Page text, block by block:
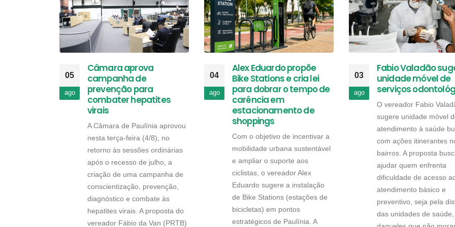
05
ago
Câmara aprova
campanha de
prevenção para
combater hepatites
virais
A Câmara de Paulínia aprovou
nesta terça-feira (4/8), no
retorno às sessões ordinárias
após o recesso de julho, a
criação de uma campanha de
conscientização, prevenção,
diagnóstico e combate às
hepatites virais. A proposta do
vereador Fábio da Van (PRTB)
04
ago
Alex Eduardo propõe
Bike Stations e cria lei
para dobrar o tempo de
carência em
estacionamento de
shoppings
Com o objetivo de incentivar a
mobilidade urbana sustentável
e ampliar o suporte aos
ciclistas, o vereador Alex
Eduardo sugere a instalação
de Bike Stations (estações de
bicicletas) em pontos
estratégicos de Paulínia. A
03
ago
Fabio Valadão
unidade móvel de
serviços
O vereador Fabio
sugere unidade móvel
atendimento à saúde
com ações itinerantes
bairros. A proposta
ajudar quem enfrenta
dificuldade de acesso
atendimento básico e
preventivo, seja pela
das unidades de saúde,